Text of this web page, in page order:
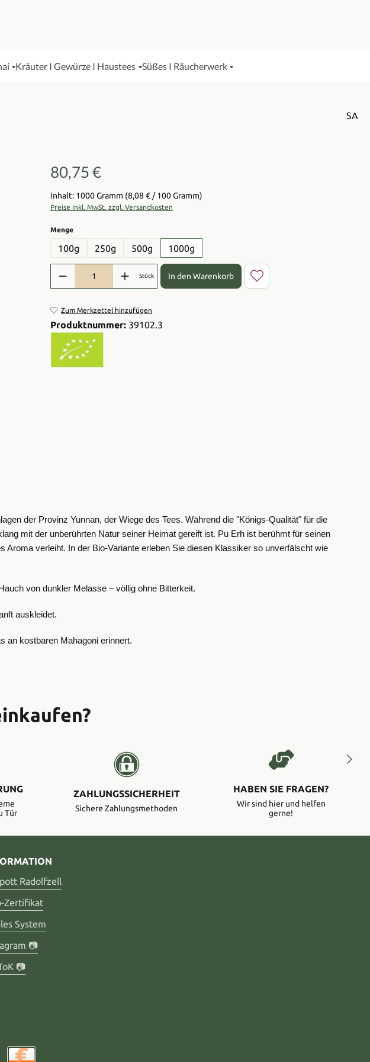
Kräuter I Gewürze I Haustees Süßes I Räucherwerk
SA
Regulärer Preis:
80,75 €
Inhalt: 1000 Gramm (8,08 € / 100 Gramm)
Preise inkl. MwSt. zzgl. Versandkosten
Mengeauswählen
100g 250g 500g 1000g
Produkt Anzahl: Gib den gewünschten Wert ein oder benutze die
Stück In den Warenkorb
Zum Merkzettel hinzufügen
Produktnummer: 39102.3
der Provinz Yunnan, der Wiege des Tees. Während die "Königs-Qualität" für die
mit der unberührten Natur seiner Heimat gereift ist. ​Pu Erh ist berühmt für seinen
verleiht. In der Bio-Variante erleben Sie diesen Klassiker so unverfälscht wie
von dunkler Melasse – völlig ohne Bitterkeit.
auskleidet.
an kostbaren Mahagoni erinnert.
Tür
ZAHLUNGSSICHERHEIT
Sichere Zahlungsmethoden
HABEN SIE FRAGEN?
Wir sind hier und helfen
gerne!
Radolfzell
Zertifikat
System
📷
📷